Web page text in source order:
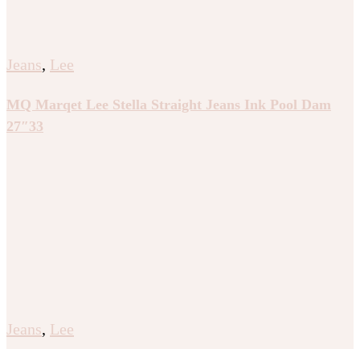
Jeans, Lee
MQ Marqet Lee Stella Straight Jeans Ink Pool Dam
27″33
Jeans, Lee